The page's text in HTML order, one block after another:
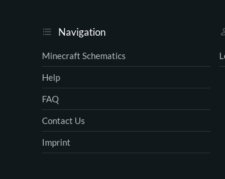
Navigation
Minecraft Schematics
Help
FAQ
Contact Us
Imprint